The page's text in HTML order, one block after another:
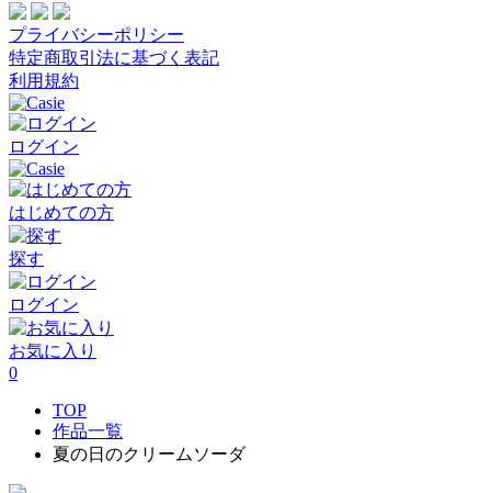
プライバシーポリシー
特定商取引法に基づく表記
利用規約
ログイン
はじめての方
探す
ログイン
お気に入り
0
TOP
作品一覧
夏の日のクリームソーダ